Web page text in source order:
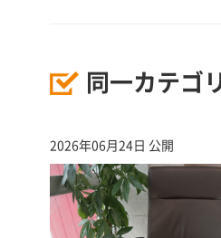
同一カテゴ
2026年06月24日 公開